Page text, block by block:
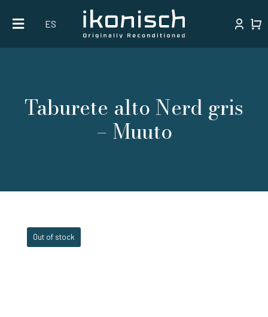
content
ES
Taburete alto Nerd gris
– Muuto
Out of stock